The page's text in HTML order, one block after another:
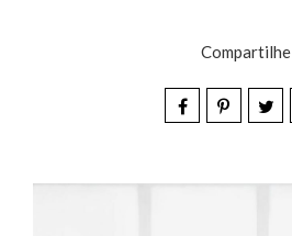
Compartilhe